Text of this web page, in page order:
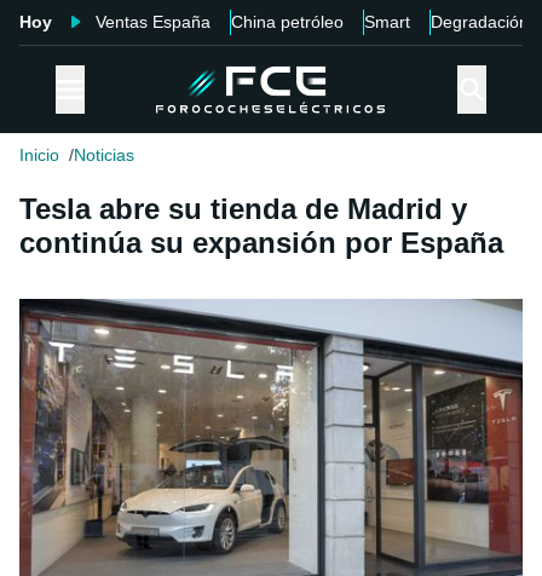
Hoy Ventas España China petróleo Smart Degradación
Inicio Noticias
Tesla abre su tienda de Madrid y
continúa su expansión por España